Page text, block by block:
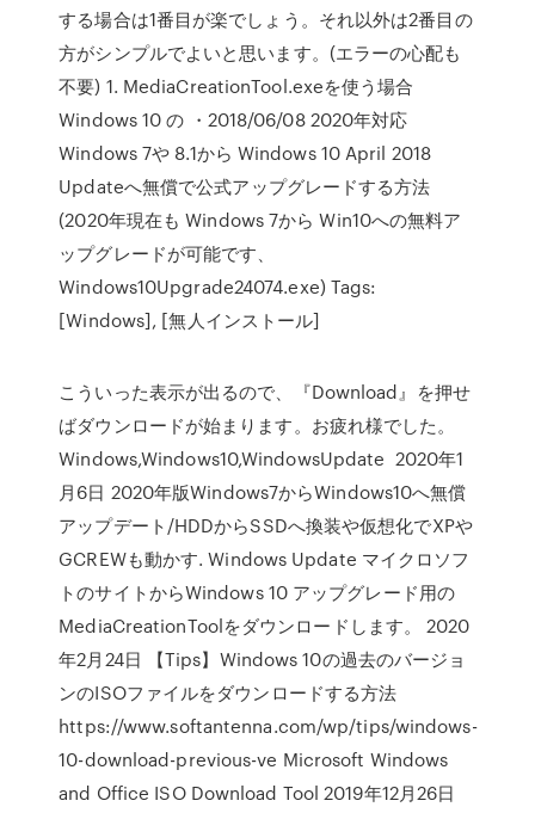
する場合は1番目が楽でしょう。それ以外は2番目の
方がシンプルでよいと思います。(エラーの心配も
不要) 1. MediaCreationTool.exeを使う場合
Windows 10 の ・2018/06/08 2020年対応
Windows 7や 8.1から Windows 10 April 2018
Updateへ無償で公式アップグレードする方法
(2020年現在も Windows 7から Win10への無料ア
ップグレードが可能です、
Windows10Upgrade24074.exe) Tags:
[Windows], [無人インストール]
こういった表示が出るので、『Download』を押せ
ばダウンロードが始まります。お疲れ様でした。
Windows,Windows10,WindowsUpdate 2020年1
月6日 2020年版Windows7からWindows10へ無償
アップデート/HDDからSSDへ換装や仮想化でXPや
GCREWも動かす. Windows Update マイクロソフ
トのサイトからWindows 10 アップグレード用の
MediaCreationToolをダウンロードします。 2020
年2月24日 【Tips】Windows 10の過去のバージョ
ンのISOファイルをダウンロードする方法
https://www.softantenna.com/wp/tips/windows-
10-download-previous-ve Microsoft Windows
and Office ISO Download Tool 2019年12月26日